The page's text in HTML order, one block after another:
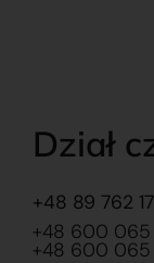
Dział
+48 89 762
+48 600
+48 600